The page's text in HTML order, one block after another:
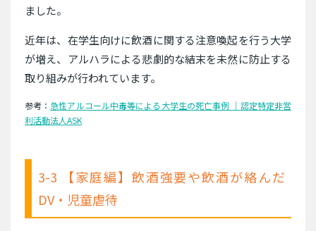
ました。
近年は、在学生向けに飲酒に関する注意喚起を行う大学
が増え、アルハラによる悲劇的な結末を未然に防止する
取り組みが行われています。
参考： 急性アルコール中毒等による大学生の死亡事例 ｜認定特定非営
利活動法人ASK
3-3 【家庭編】飲酒強要や飲酒が絡んだ
DV・児童虐待